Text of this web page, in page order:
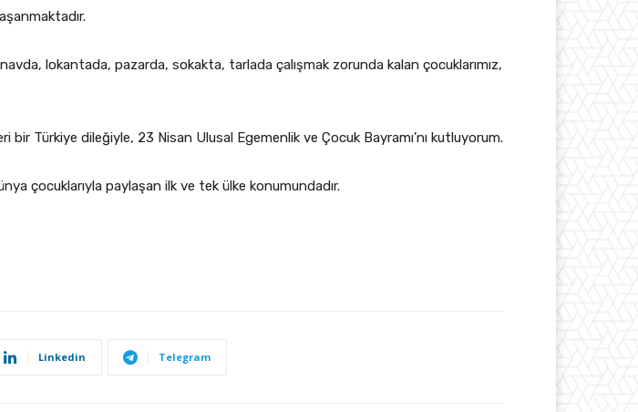
lokantada, pazarda, sokakta, tarlada çalışmak zorunda kalan çocuklarımız,
bir Türkiye dileğiyle, 23 Nisan Ulusal Egemenlik ve Çocuk Bayramı’nı kutluyorum.
çocuklarıyla paylaşan ilk ve tek ülke konumundadır.
Linkedin Telegram